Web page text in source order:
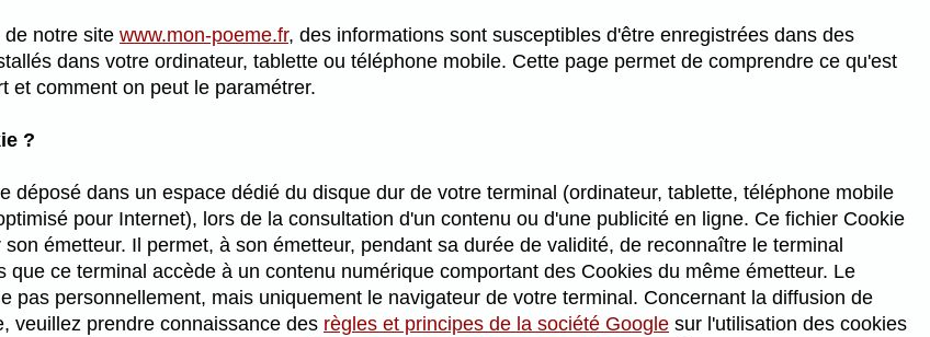
notre site www.mon-poeme.fr, des informations sont susceptibles d'être enregistrées dans des
dans votre ordinateur, tablette ou téléphone mobile. Cette page permet de comprendre ce qu'est
et comment on peut le paramétrer.
?
déposé dans un espace dédié du disque dur de votre terminal (ordinateur, tablette, téléphone mobile
pour Internet), lors de la consultation d'un contenu ou d'une publicité en ligne. Ce fichier Cookie
émetteur. Il permet, à son émetteur, pendant sa durée de validité, de reconnaître le terminal
que ce terminal accède à un contenu numérique comportant des Cookies du même émetteur. Le
pas personnellement, mais uniquement le navigateur de votre terminal. Concernant la diffusion de
veuillez prendre connaissance des règles et principes de la société Google sur l'utilisation des cookies